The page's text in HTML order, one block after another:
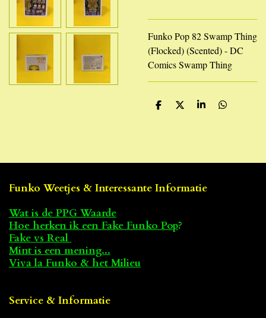
Funko Pop 82 Swamp Thing
(Flocked) (Scented) - DC
Comics Swamp Thing
D
D
S
D
Funko Weetjes & Interessante Informatie
Wat is de PPG Waarde
Hoe herken ik een Fake Funko Pop?
Fake vs Real
Mint is een mening...
Viva la Funko & het Milieu
Service & Informatie